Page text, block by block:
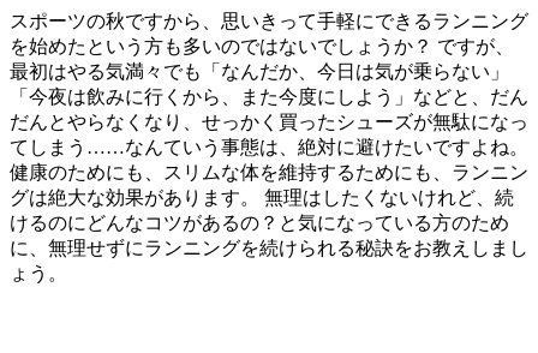
スポーツの秋ですから、思いきって手軽にできるランニング
を始めたという方も多いのではないでしょうか？ ですが、
最初はやる気満々でも「なんだか、今日は気が乗らない」
「今夜は飲みに行くから、また今度にしよう」などと、だん
だんとやらなくなり、せっかく買ったシューズが無駄になっ
てしまう……なんていう事態は、絶対に避けたいですよね。
健康のためにも、スリムな体を維持するためにも、ランニン
グは絶大な効果があります。 無理はしたくないけれど、続
けるのにどんなコツがあるの？と気になっている方のため
に、無理せずにランニングを続けられる秘訣をお教えしまし
ょう。